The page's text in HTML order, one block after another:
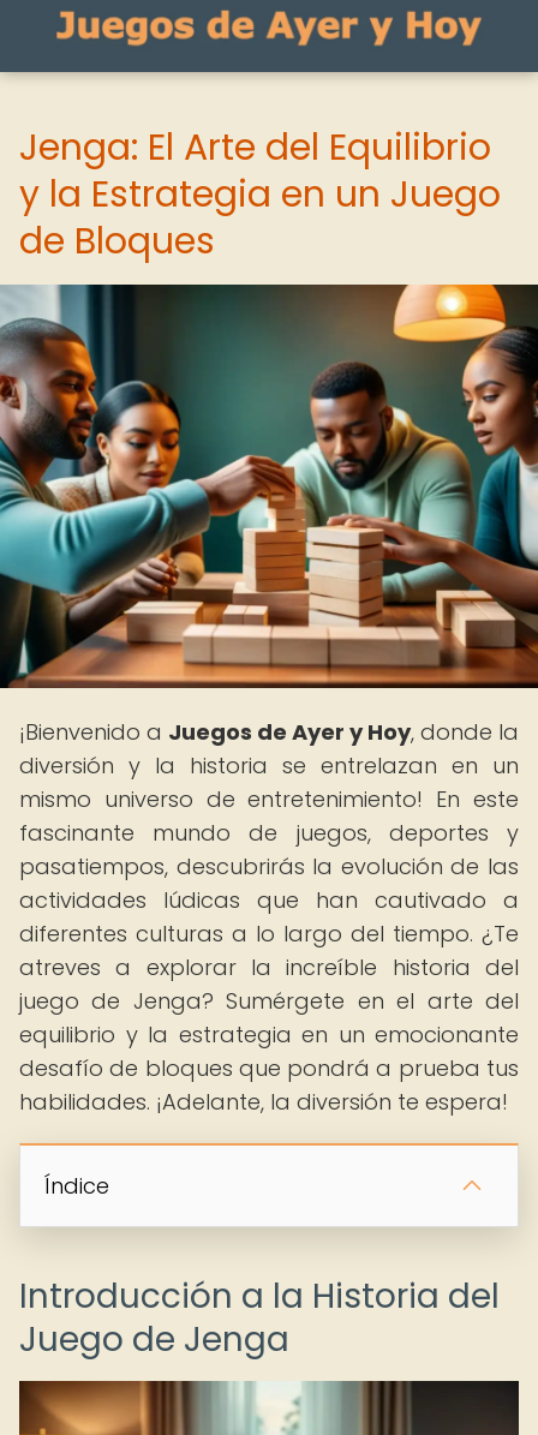
Jenga: El Arte del Equilibrio
y la Estrategia en un Juego
de Bloques
¡Bienvenido a Juegos de Ayer y Hoy, donde la
diversión y la historia se entrelazan en un
mismo universo de entretenimiento! En este
fascinante mundo de juegos, deportes y
pasatiempos, descubrirás la evolución de las
actividades lúdicas que han cautivado a
diferentes culturas a lo largo del tiempo. ¿Te
atreves a explorar la increíble historia del
juego de Jenga? Sumérgete en el arte del
equilibrio y la estrategia en un emocionante
desafío de bloques que pondrá a prueba tus
habilidades. ¡Adelante, la diversión te espera!
Índice
Introducción a la Historia del
Juego de Jenga